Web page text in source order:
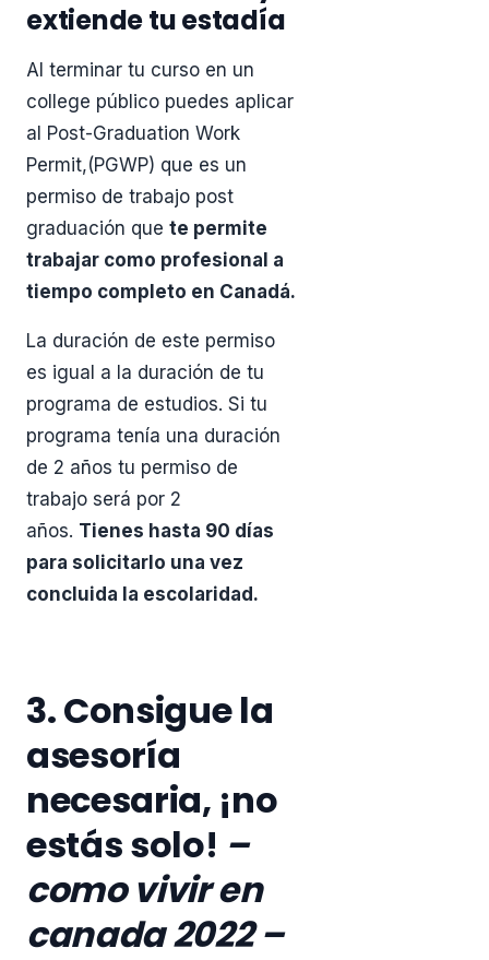
extiende tu estadía
Al terminar tu curso en un
college público puedes aplicar
al Post-Graduation Work
Permit,(PGWP) que es un
permiso de trabajo post
graduación que te permite
trabajar como profesional a
tiempo completo en Canadá.
La duración de este permiso
es igual a la duración de tu
programa de estudios. Si tu
programa tenía una duración
de 2 años tu permiso de
trabajo será por 2
años. Tienes hasta 90 días
para solicitarlo una vez
concluida la escolaridad.
3. Consigue la
asesoría
necesaria, ¡no
estás solo! –
como vivir en
canada 2022 –